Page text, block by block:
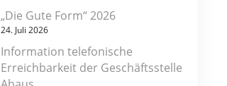
„Die Gute Form“ 2026
24. Juli 2026
Information telefonische
Erreichbarkeit der Geschäftsstelle